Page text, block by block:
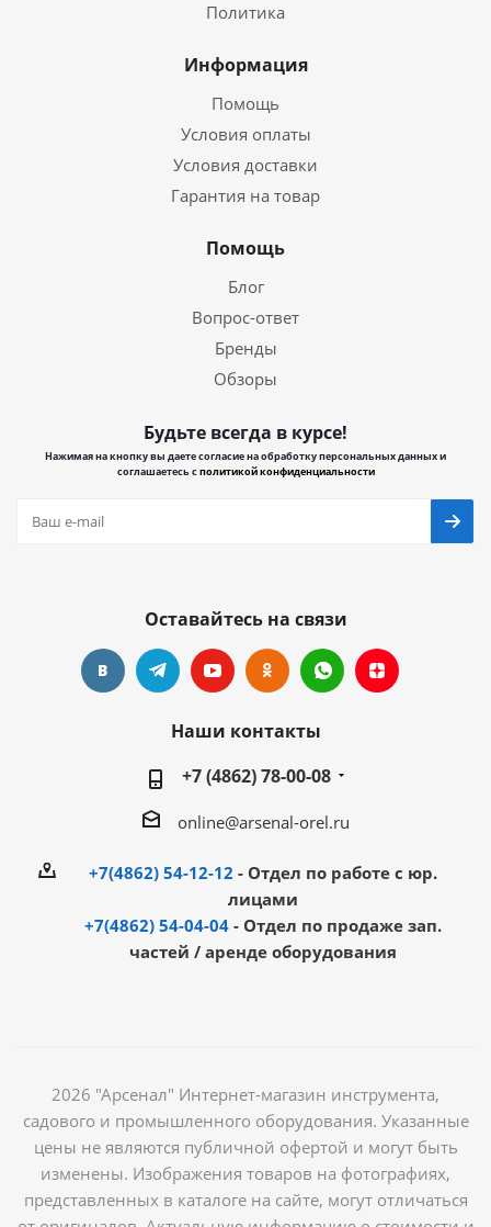
Политика
Информация
Помощь
Условия оплаты
Условия доставки
Гарантия на товар
Помощь
Блог
Вопрос-ответ
Бренды
Обзоры
Будьте всегда в курсе!
Нажимая на кнопку вы даете согласие на обработку персональных данных и
соглашаетесь сполитикой конфиденциальности
Оставайтесь на связи
Наши контакты
+7 (4862) 78-00-08
online@arsenal-orel.ru
+7(4862) 54-12-12 - Отдел по работе с юр.
лицами
+7(4862) 54-04-04 - Отдел по продаже зап.
частей / аренде оборудования
2026 "Арсенал" Интернет-магазин инструмента,
садового и промышленного оборудования. Указанные
цены не являются публичной офертой и могут быть
изменены. Изображения товаров на фотографиях,
представленных в каталоге на сайте, могут отличаться